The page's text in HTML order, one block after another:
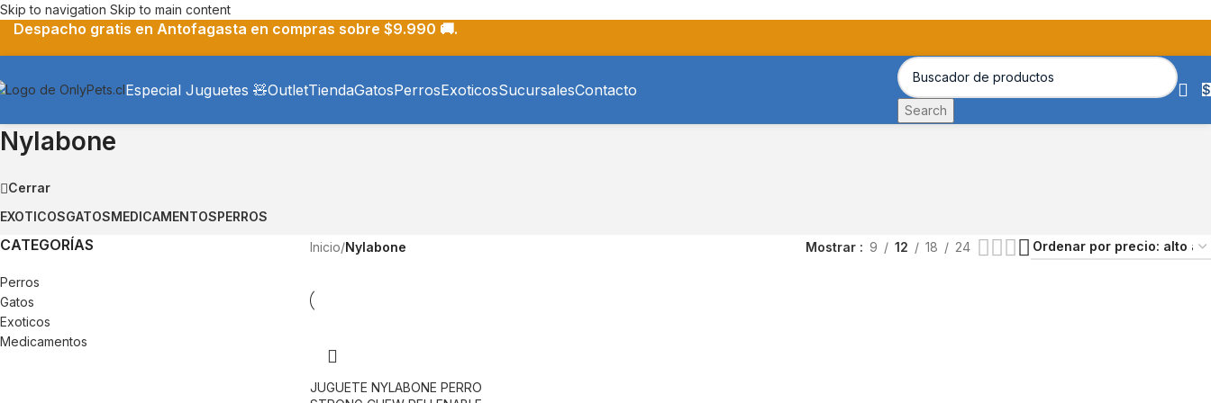
Skip to navigation Skip to main content
Despacho gratis en Antofagasta en compras sobre $9.990 🚚.
Especial Juguetes 🧸OutletTiendaGatosPerrosExoticosSucursalesContacto
Search
$
Nylabone
Cerrar
EXOTICOSGATOSMEDICAMENTOSPERROS
CATEGORÍAS
Perros
Gatos
Exoticos
Medicamentos
Inicio/Nylabone Mostrar 9 12 18 24
JUGUETE NYLABONE PERRO